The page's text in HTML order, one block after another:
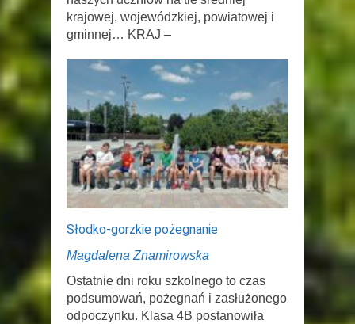
krajowej, wojewódzkiej, powiatowej i
gminnej… KRAJ –
Słodko-gorzkie pożegnanie
Magdalena Znamirowska
Ostatnie dni roku szkolnego to czas
podsumowań, pożegnań i zasłużonego
odpoczynku. Klasa 4B postanowiła